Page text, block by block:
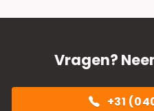
Vragen?
+31